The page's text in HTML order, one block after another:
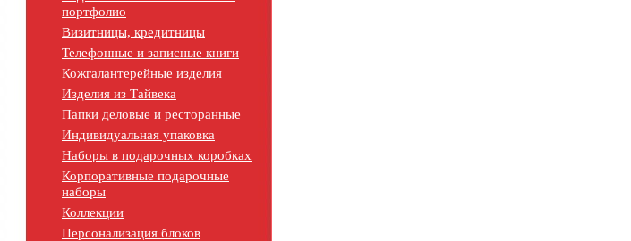
портфолио
Визитницы, кредитницы
Телефонные и записные книги
Кожгалантерейные изделия
Изделия из Тайвека
Папки деловые и ресторанные
Индивидуальная упаковка
Наборы в подарочных коробках
Корпоративные подарочные
наборы
Коллекции
Персонализация блоков